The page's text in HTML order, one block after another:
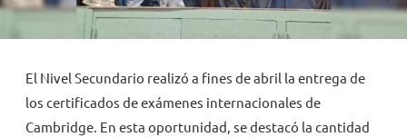
INTRANET
El Nivel Secundario realizó a fines de abril la entrega de
los certificados de exámenes internacionales de
Cambridge. En esta oportunidad, se destacó la cantidad